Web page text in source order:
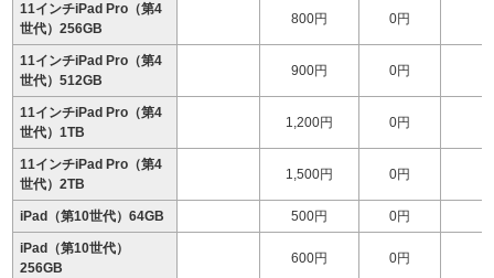
11インチiPad Pro（第4
世代）256GB
800円 0円
11インチiPad Pro（第4
世代）512GB
900円 0円
11インチiPad Pro（第4
世代）1TB
1,200円 0円
11インチiPad Pro（第4
世代）2TB
1,500円 0円
iPad（第10世代）64GB 500円 0円
iPad（第10世代）
256GB
600円 0円